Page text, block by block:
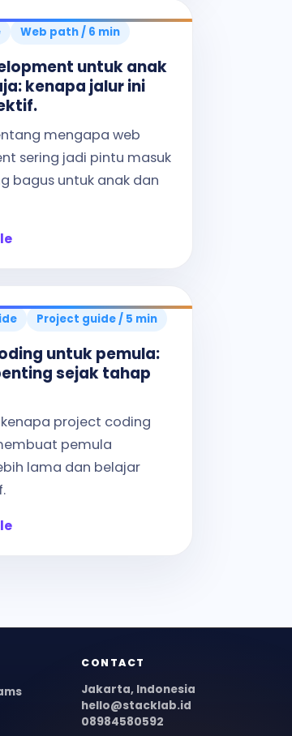
Web path / 6 min
untuk anak
kenapa jalur ini
mengapa web
sering jadi pintu masuk
bagus untuk anak dan
Project guide / 5 min
untuk pemula:
sejak tahap
kenapa project coding
pemula
lama dan belajar
CONTACT
Jakarta, Indonesia
hello@stacklab.id
08984580592